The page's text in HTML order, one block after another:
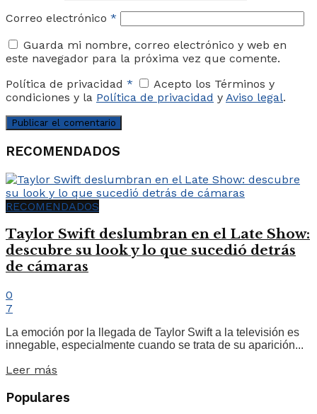
Correo electrónico *
Guarda mi nombre, correo electrónico y web en
este navegador para la próxima vez que comente.
Política de privacidad *
Acepto los Términos y
condiciones y la Política de privacidad y Aviso legal.
RECOMENDADOS
RECOMENDADOS
Taylor Swift deslumbran en el Late Show:
descubre su look y lo que sucedió detrás
de cámaras
0
7
La emoción por la llegada de Taylor Swift a la televisión es
innegable, especialmente cuando se trata de su aparición...
Leer más
Populares